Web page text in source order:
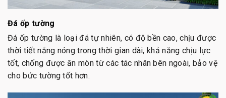
Đá ốp tường
Đá ốp tường là loại đá tự nhiên, có độ bền cao, chịu được
thời tiết nắng nóng trong thời gian dài, khả năng chịu lực
tốt, chống được ăn mòn từ các tác nhân bên ngoài, bảo vệ
cho bức tường tốt hơn.